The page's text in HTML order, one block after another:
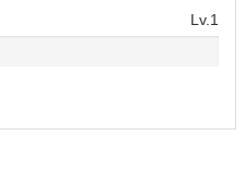
Lv.1